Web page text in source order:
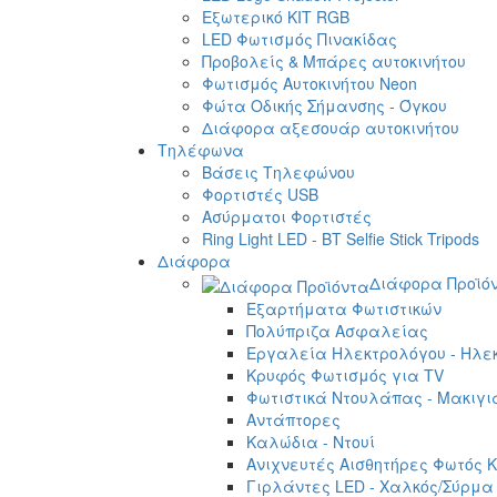
Εξωτερικό ΚΙΤ RGB
LED Φωτισμός Πινακίδας
Προβολείς & Μπάρες αυτοκινήτου
Φωτισμός Αυτοκινήτου Neon
Φώτα Οδικής Σήμανσης - Όγκου
Διάφορα αξεσουάρ αυτοκινήτου
Τηλέφωνα
Βάσεις Τηλεφώνου
Φορτιστές USB
Ασύρματοι Φορτιστές
Ring Light LED - BT Selfie Stick Tripods
Διάφορα
Διάφορα
Εξαρτήματα Φωτιστικών
Πολύπριζα Ασφαλείας
Εργαλεία Ηλεκτρολόγου -
Κρυφός Φωτισμός για TV
Φωτιστικά Ντουλάπας -
Αντάπτορες
Καλώδια - Ντουί
Ανιχνευτές Αισθητήρες Φωτός
Γιρλάντες LED - Χαλκός/Σύρμα